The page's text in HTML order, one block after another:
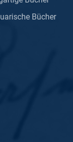
Bücher